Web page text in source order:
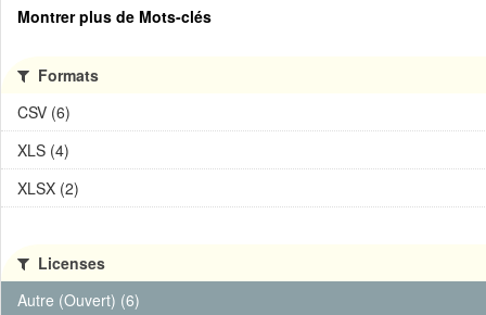
Montrer plus de Mots-clés
Formats
CSV (6)
XLS (4)
XLSX (2)
Licenses
Autre (Ouvert) (6)